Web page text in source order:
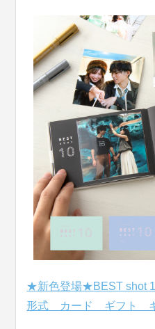
★新色登場★BEST shot
形式 カード ギフト ギ